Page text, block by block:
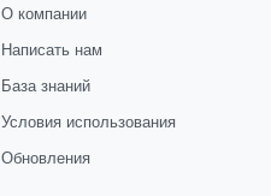
О компании
Написать нам
База знаний
Условия использования
Обновления